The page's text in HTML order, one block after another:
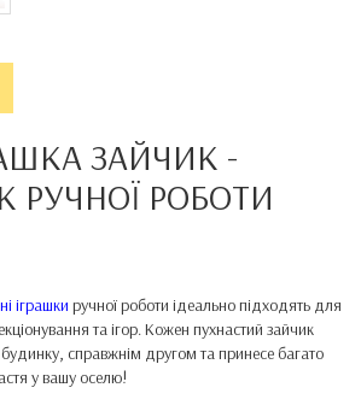
ЗАЙЧИК -
РУЧНОЇ РОБОТИ
іграшки ручної роботи ідеально підходять для
та ігор. Кожен пухнастий зайчик
справжнім другом та принесе багато
у вашу оселю!